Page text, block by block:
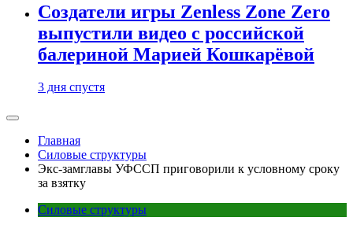
Создатели игры Zenless Zone Zero
выпустили видео с российской
балериной Марией Кошкарёвой
3 дня спустя
Главная
Силовые структуры
Экс-замглавы УФССП приговорили к условному сроку
за взятку
Силовые структуры